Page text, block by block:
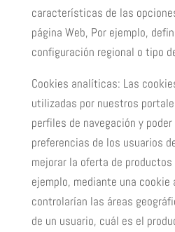
características de las
página Web, Por ejemplo,
configuración regional o tipo
Cookies analíticas: Las
utilizadas por nuestros
perfiles de navegación y
preferencias de los usuarios
mejorar la oferta de
ejemplo, mediante una
controlarían las áreas
de un usuario, cuál es el